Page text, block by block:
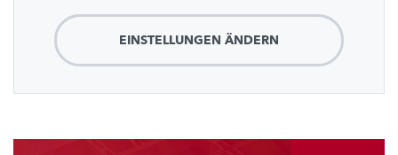
EINSTELLUNGEN ÄNDERN